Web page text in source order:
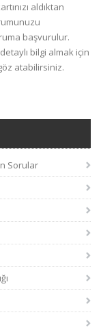
aldıktan
başvurulur.
bilgi almak için
atabilirsiniz.
Sorular